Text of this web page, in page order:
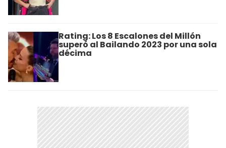
Rating: Los 8 Escalones del Millón
superó al Bailando 2023 por una sola
décima